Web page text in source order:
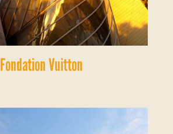
Fondation Vuitton